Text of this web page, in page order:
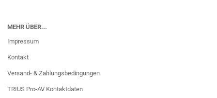
MEHR ÜBER...
Impressum
Kontakt
Versand- & Zahlungsbedingungen
TRIUS Pro-AV Kontaktdaten